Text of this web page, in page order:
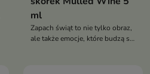
ml
Zapach świąt to nie tylko obraz,
ale także emocje, które budzą się